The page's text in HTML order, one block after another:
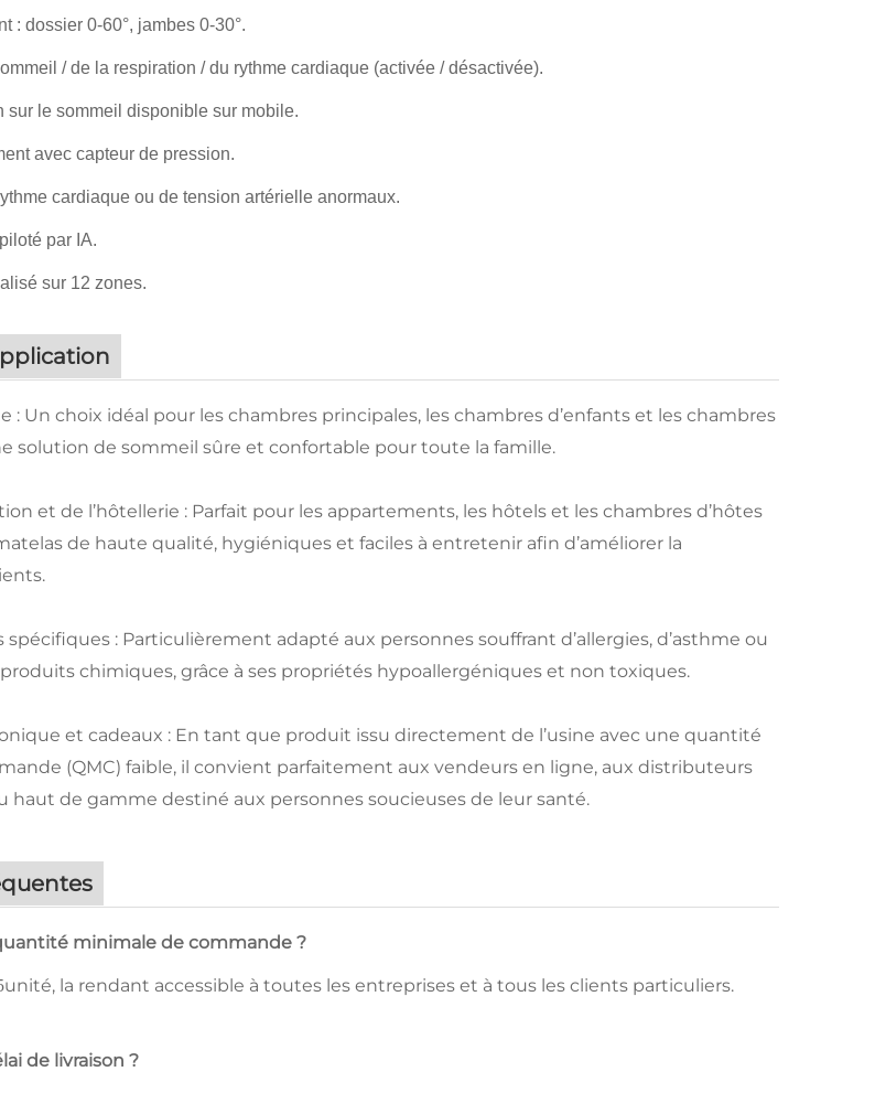
: dossier 0-60°, jambes 0-30°.
/ de la respiration / du rythme cardiaque (activée / désactivée).
le sommeil disponible sur mobile.
avec capteur de pression.
cardiaque ou de tension artérielle anormaux.
par IA.
sur 12 zones.
: Un choix idéal pour les chambres principales, les chambres d’enfants et les chambres
solution de sommeil sûre et confortable pour toute la famille.
et de l’hôtellerie : Parfait pour les appartements, les hôtels et les chambres d’hôtes
de haute qualité, hygiéniques et faciles à entretenir afin d’améliorer la
spécifiques : Particulièrement adapté aux personnes souffrant d’allergies, d’asthme ou
chimiques, grâce à ses propriétés hypoallergéniques et non toxiques.
et cadeaux : En tant que produit issu directement de l’usine avec une quantité
(QMC) faible, il convient parfaitement aux vendeurs en ligne, aux distributeurs
haut de gamme destiné aux personnes soucieuses de leur santé.
minimale de commande ?
unité, la rendant accessible à toutes les entreprises et à tous les clients particuliers.
de livraison ?